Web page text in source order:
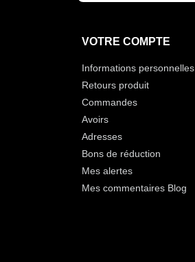
VOTRE COMPTE
Informations personnelles
Retours produit
Commandes
Avoirs
Adresses
Bons de réduction
Mes alertes
Mes commentaires Blog